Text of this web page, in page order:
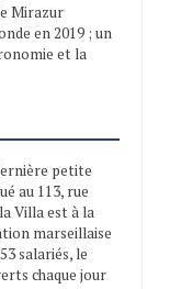
Mirazur
en 2019 ; un
et la
petite
au 113, rue
Villa est à la
marseillaise
salariés, le
chaque jour